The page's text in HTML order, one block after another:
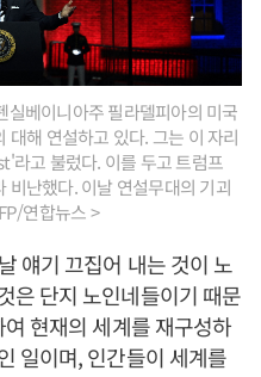
베이니아주 필라델피아의 미국
해 연설하고 있다. 그는 이 자리
라고 불렀다. 이를 두고 트럼프
비난했다. 이날 연설무대의 기괴
연합뉴스 >
얘기 끄집어 내는 것이 노
은 단지 노인네들이기 때문
현재의 세계를 재구성하
일이며, 인간들이 세계를